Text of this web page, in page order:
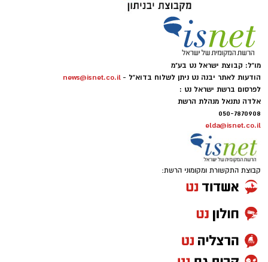
מו"ל: קבוצת ישראל נט בע"מ
הודעות לאתר יבנה נט ניתן לשלוח בדוא"ל - news@isnet.co.il
לפרסום ברשת ישראל נט :
אלדה נתנאל מנהלת הרשת
050-7870908
elda@isnet.co.il
קבוצת התקשורת ומקומוני הרשת: